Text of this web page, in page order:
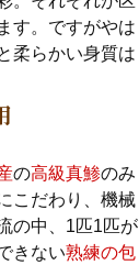
す。ですがやは
柔らかい身質は
の高級真鯵のみ
こだわり、機械
の中、1匹1匹が
きない熟練の包